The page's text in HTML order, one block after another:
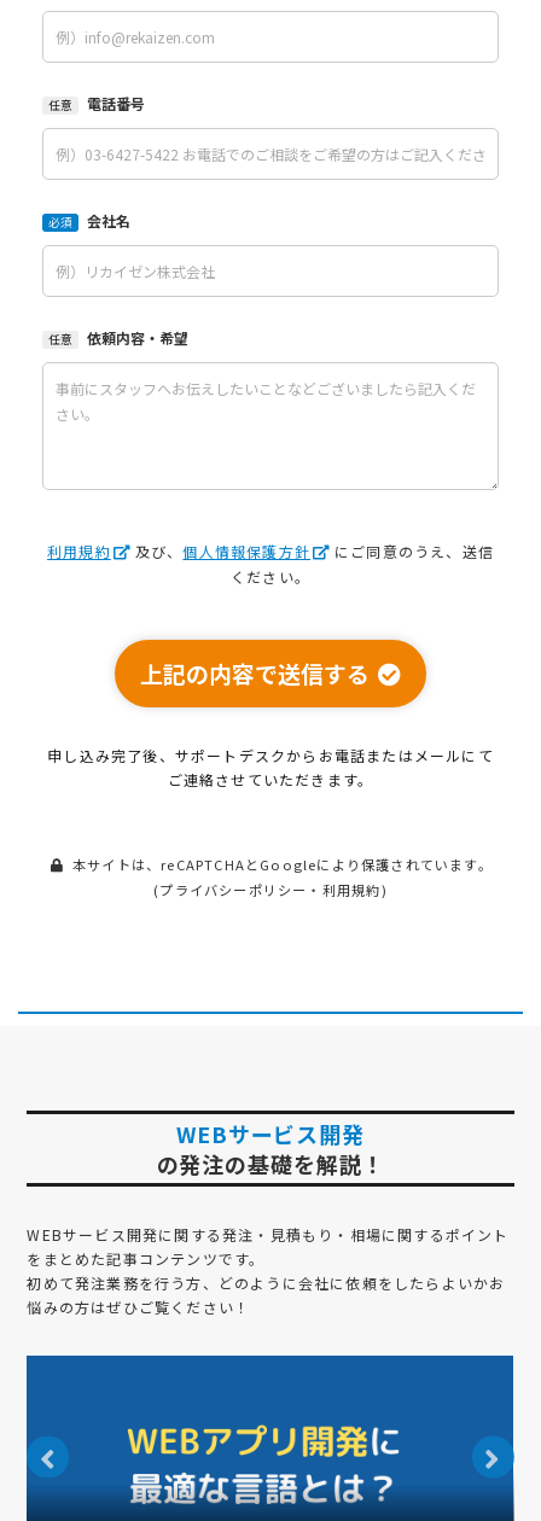
任意 電話番号
必須 会社名
任意 依頼内容・希望
利用規約 及び、個人情報保護方針
にご同意のうえ、送信
ください。
上記の内容で送信する
申し込み完了後、サポートデスクから お電話またはメールにて
ご連絡させていただきます。
本サイトは、reCAPTCHAとGoogleにより保護されています。
(プライバシーポリシー ・ 利用規約)
WEBサービス開発
の発注の基礎を解説！
WEBサービス開発に関する発注・見積もり・相場に関するポイント
をまとめた記事コンテンツです。
初めて発注業務を行う方、どのように会社に依頼をしたらよいかお
悩みの方はぜひご覧ください！